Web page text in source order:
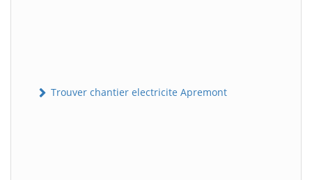
Trouver chantier electricite Apremont